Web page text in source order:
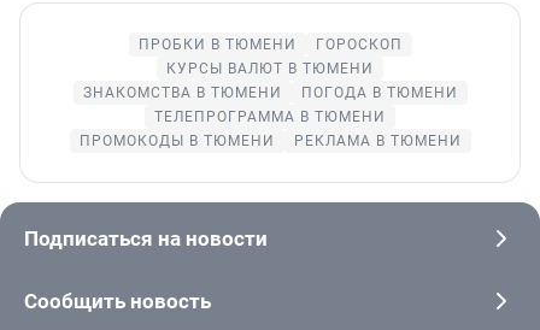
ПРОБКИ В ТЮМЕНИ
ГОРОСКОП
КУРСЫ ВАЛЮТ В ТЮМЕНИ
ЗНАКОМСТВА В ТЮМЕНИ
ПОГОДА В ТЮМЕНИ
ТЕЛЕПРОГРАММА В ТЮМЕНИ
ПРОМОКОДЫ В ТЮМЕНИ
РЕКЛАМА В ТЮМЕНИ
Подписаться на новости
Сообщить новость